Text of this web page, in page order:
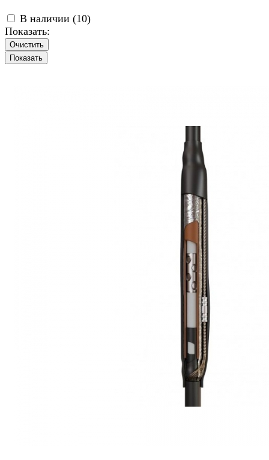
В наличии (10)
Показать:
Очистить